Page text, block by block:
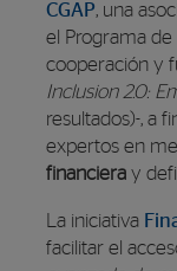
CGAP, una
el Programa de
cooperación y
Inclusion 2.0:
resultados)-, a
expertos en
financiera y
La iniciativa
facilitar el